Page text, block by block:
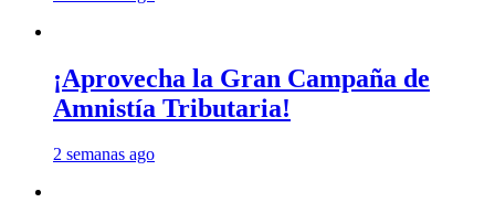
¡Aprovecha la Gran Campaña de
Amnistía Tributaria!
2 semanas ago